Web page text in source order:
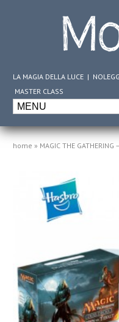
LA MAGIA DELLA LUCE |
MASTER CLASS
home » MAGIC THE GATHERING